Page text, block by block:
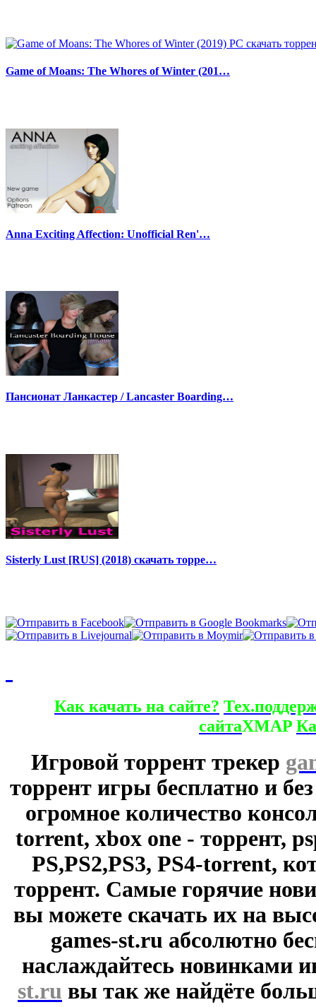
Game of Moans: The Whores of Winter (201…
Anna Exciting Affection: Unofficial Ren'…
Пансионат Ланкастер / Lancaster Boarding…
Sisterly Lust [RUS] (2018) скачать торре…
Как качать на сайте?
сайтаXMAP
Игровой торрент трекер
торрент игры бесплатно и
огромное количество
torrent, xbox one - торрент,
PS,PS2,PS3, PS4-torrent,
торрент. Самые горячие
вы можете скачать их на
games-st.ru абсолютно
наслаждайтесь новинками
st.ru вы так же найдёте